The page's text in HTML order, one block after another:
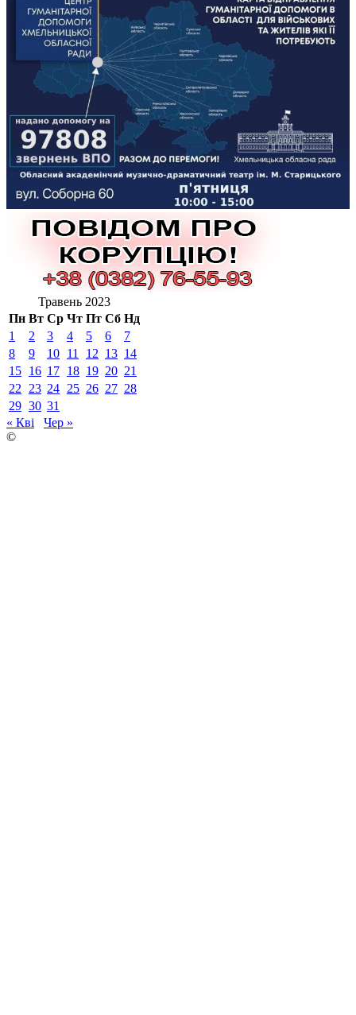
Травень 2023
Пн Вт Ср Чт Пт Сб Нд
1
2 3 4 5 6
7
8
9 10 11 12 13 14
15 16 17 18 19 20 21
22
23 24 25 26 27 28
29 30 31
« Кві
Чер »
©